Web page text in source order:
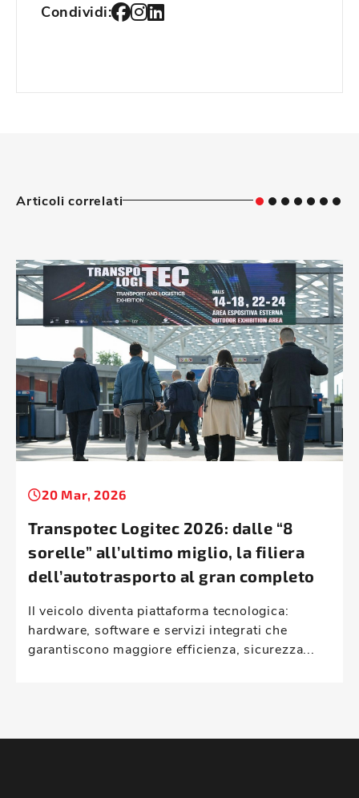
Condividi:
Articoli correlati
20 Mar, 2026
Transpotec Logitec 2026: dalle “8
sorelle” all’ultimo miglio, la filiera
dell’autotrasporto al gran completo
Il veicolo diventa piattaforma tecnologica:
hardware, software e servizi integrati che
garantiscono maggiore efficienza, sicurezza...